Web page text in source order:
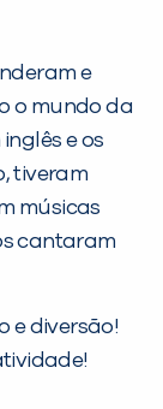
e
o mundo da
e os
tiveram
músicas
cantaram
e diversão!
que